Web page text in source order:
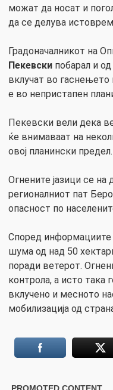
можат да носат и
да се делува
Градоначалникот на
Пекевски побарал и
вклучат во гаснењето
е во непристапен
Пекевски вели дека
ќе внимаваат на
овој планински предел.
Огнените јазици се
регионалниот пат
опасност по
Според информациите
шума од над 50
поради ветерот.
контрола, а исто така
вклучено и месното
мобилизација од